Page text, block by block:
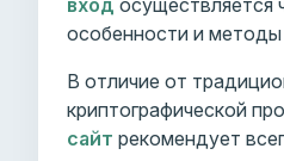
вход осуществляется
особенности и
В отличие от
криптографической
сайт рекомендует